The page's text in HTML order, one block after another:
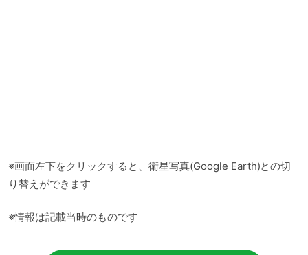
※画面左下をクリックすると、衛星写真(Google Earth)との切
り替えができます
※情報は記載当時のものです